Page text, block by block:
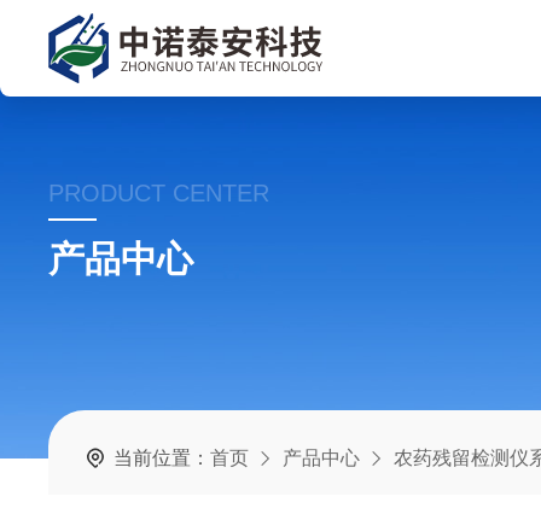
PRODUCT CENTER
产品中心
当前位置：首页 产品中心 农药残留检测仪